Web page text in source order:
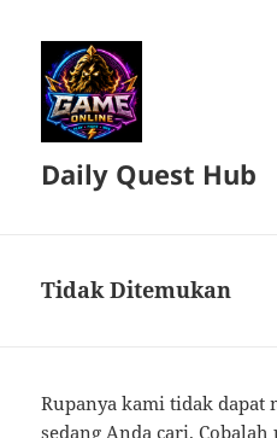
Daily Quest Hub
Tidak Ditemukan
Rupanya kami tidak dapat
sedang Anda cari. Cobalah